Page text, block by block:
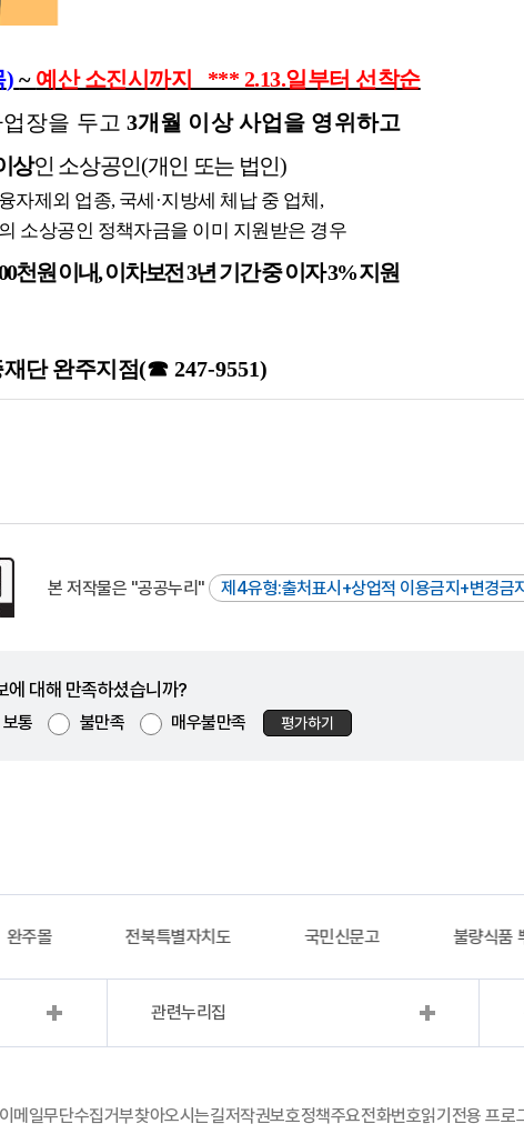
) ~ 예산 소진시까지 *** 2.13.일부터 선착순
장을 두고 3개월 이상 사업을 영위하고
상인 소상공인(개인 또는 법인)
융자제외 업종, 국세 ·지방세 체납 중 업체 ,
소상공인 정책자금을 이미 지원받은 경우
천원 이내,이차보전3년 기간 중 이자3%지원
단 완주지점(☎247-9551)
본 저작물은 "공공누리" 제4유형:출처표시+상업적 이용금지+변경금지
에 대해 만족하셨습니까?
보통 불만족 매우불만족 평가하기
완주몰 전북특별자치도 국민신문고 불량식품
관련누리집
이메일무단수집거부찾아오시는길저작권보호정책주요전화번호읽기전용 프로